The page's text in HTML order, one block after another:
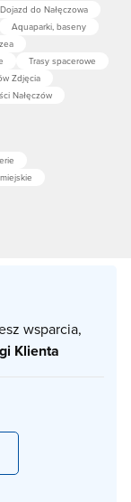
Dojazd do Nałęczowa
Aquaparki, baseny
Trasy spacerowe
Zdjęcia
Nałęczów
wsparcia,
Klienta